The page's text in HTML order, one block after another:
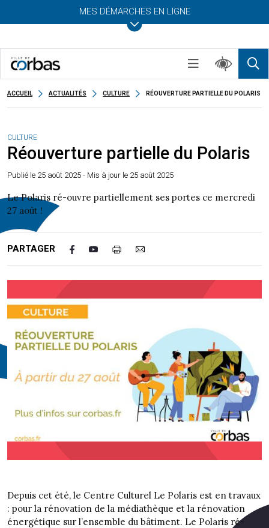
MES DÉMARCHES EN LIGNE
ACCUEIL ACTUALITÉS CULTURE RÉOUVERTURE PARTIELLE DU POLARIS
CULTURE
Réouverture partielle du Polaris
Publié le 25 août 2025 - Mis à jour le 25 août 2025
Le Polaris ré-ouvre partiellement ses portes ce mercredi
27 août !
PARTAGER
Depuis cet été, le Centre Culturel Le Polaris est en travaux
: pour la rénovation de la médiathèque et la rénovation
énergétique sur l’ensemble du bâtiment. Le Polaris ré-